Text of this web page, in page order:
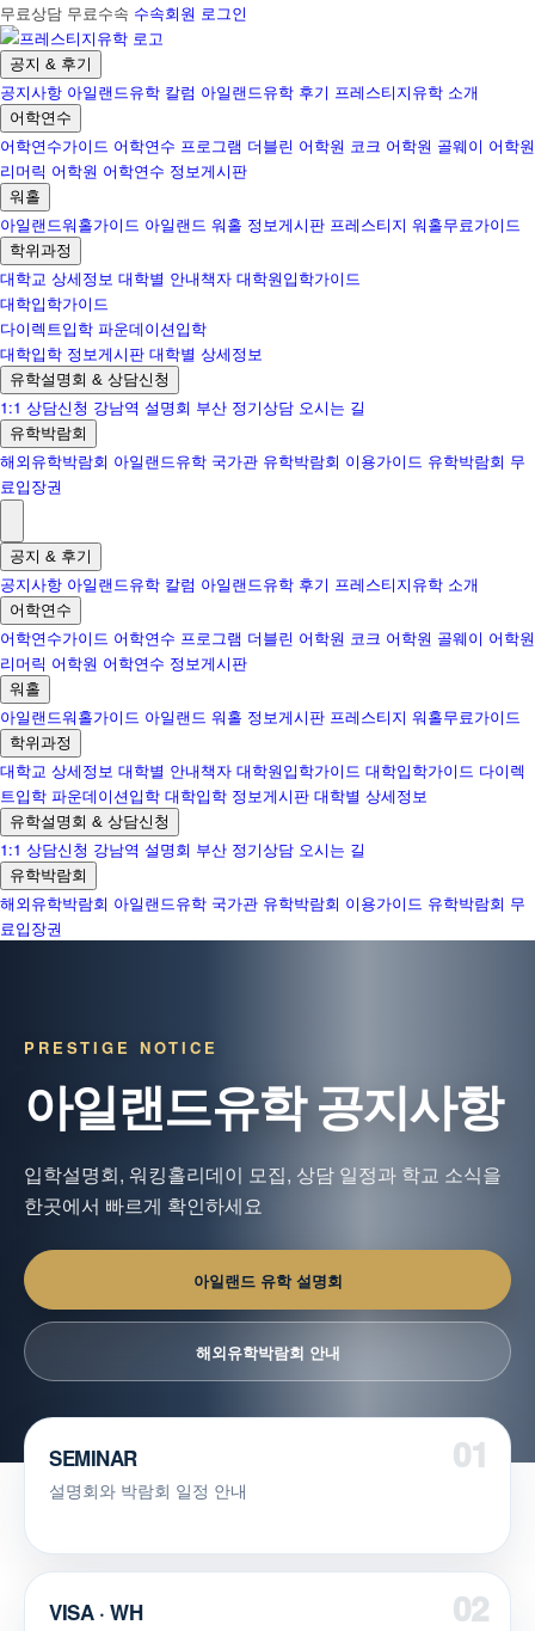
무료상담 무료수속 수속회원 로그인
공지 & 후기
공지사항 아일랜드유학 칼럼 아일랜드유학 후기 프레스티지유학 소개
어학연수
어학연수가이드 어학연수 프로그램 더블린 어학원 코크 어학원 골웨이 어학원
리머릭 어학원 어학연수 정보게시판
워홀
아일랜드워홀가이드 아일랜드 워홀 정보게시판 프레스티지 워홀무료가이드
학위과정
대학교 상세정보 대학별 안내책자 대학원입학가이드
대학입학가이드
다이렉트입학 파운데이션입학
대학입학 정보게시판 대학별 상세정보
유학설명회 & 상담신청
1:1 상담신청 강남역 설명회 부산 정기상담 오시는 길
유학박람회
해외유학박람회 아일랜드유학 국가관 유학박람회 이용가이드 유학박람회 무
료입장권
공지 & 후기
공지사항 아일랜드유학 칼럼 아일랜드유학 후기 프레스티지유학 소개
어학연수
어학연수가이드 어학연수 프로그램 더블린 어학원 코크 어학원 골웨이 어학원
리머릭 어학원 어학연수 정보게시판
워홀
아일랜드워홀가이드 아일랜드 워홀 정보게시판 프레스티지 워홀무료가이드
학위과정
대학교 상세정보 대학별 안내책자 대학원입학가이드 대학입학가이드 다이렉
트입학 파운데이션입학 대학입학 정보게시판 대학별 상세정보
유학설명회 & 상담신청
1:1 상담신청 강남역 설명회 부산 정기상담 오시는 길
유학박람회
해외유학박람회 아일랜드유학 국가관 유학박람회 이용가이드 유학박람회 무
료입장권
PRESTIGE NOTICE
아일랜드유학 공지사항
입학설명회, 워킹홀리데이 모집, 상담 일정과 학교 소식을
한곳에서 빠르게 확인하세요
아일랜드 유학 설명회
해외유학박람회 안내
SEMINAR
설명회와 박람회 일정 안내
VISA · WH